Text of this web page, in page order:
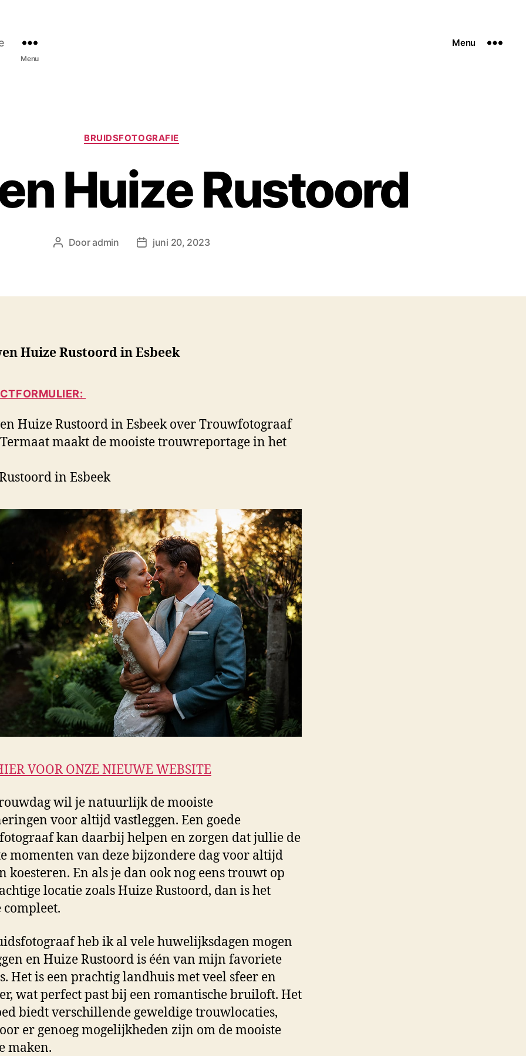
Menu
Menu
C
a
e
g
r
BRUIDSFOTOGRAFIE
Huize Rustoord
B
c
u
u
Dooradmin
B
c
a
juni 20, 2023
Huize Rustoord in Esbeek
Huize Rustoord in Esbeek over Trouwfotograaf
maakt de mooiste trouwreportage in het
in Esbeek
VOOR ONZE NIEUWE WEBSITE
wil je natuurlijk de mooiste
voor altijd vastleggen. Een goede
kan daarbij helpen en zorgen dat jullie de
momenten van deze bijzondere dag voor altijd
koesteren. En als je dan ook nog eens trouwt op
locatie zoals Huize Rustoord, dan is het
heb ik al vele huwelijksdagen mogen
en Huize Rustoord is één van mijn favoriete
Het is een prachtig landhuis met veel sfeer en
wat perfect past bij een romantische bruiloft. Het
biedt verschillende geweldige trouwlocaties,
er genoeg mogelijkheden zijn om de mooiste
maken.